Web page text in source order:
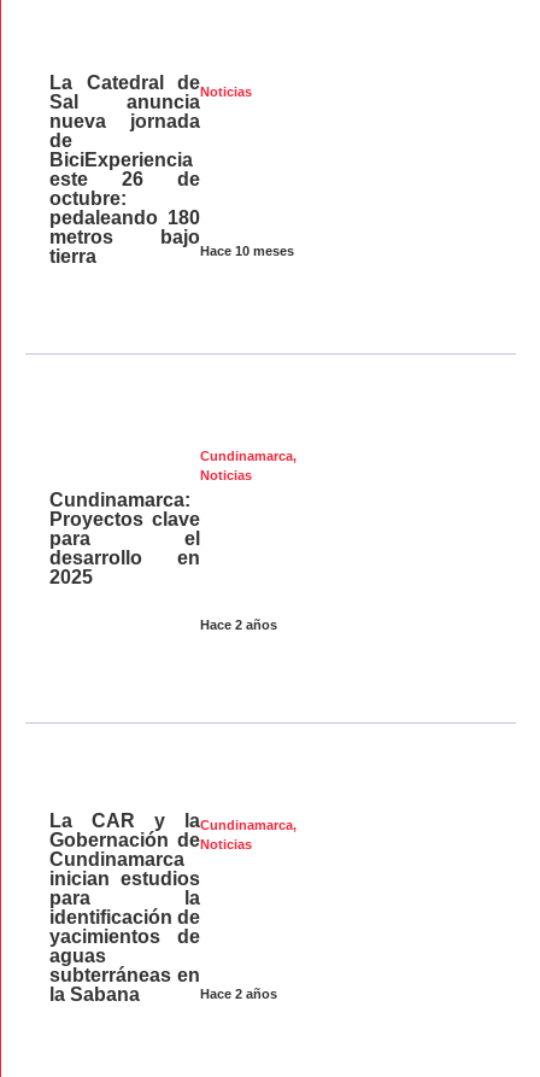
Noticias
Hace 10 meses
La Catedral de
Sal anuncia
nueva jornada
de
BiciExperiencia
este 26 de
octubre:
pedaleando 180
metros bajo
tierra
Cundinamarca,
Noticias
Hace 2 años
Cundinamarca:
Proyectos clave
para el
desarrollo en
2025
Cundinamarca,
Noticias
Hace 2 años
La CAR y la
Gobernación de
Cundinamarca
inician estudios
para la
identificación de
yacimientos de
aguas
subterráneas en
la Sabana